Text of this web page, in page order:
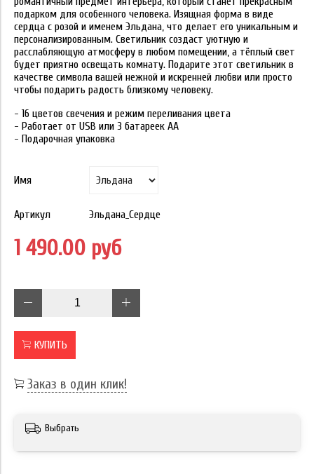
подарком для особенного человека. Изящная форма в виде
сердца с розой и именем Эльдана, что делает его уникальным и
персонализированным. Светильник создаст уютную и
расслабляющую атмосферу в любом помещении, а тёплый свет
будет приятно освещать комнату. Подарите этот светильник в
качестве символа вашей нежной и искренней любви или просто
чтобы подарить радость близкому человеку.
- 16 цветов свечения и режим переливания цвета
- Работает от USB или 3 батареек АА
- Подарочная упаковка
Имя
Артикул Эльдана_Сердце
1 490.00 руб
КУПИТЬ
Заказ в один клик!
Выбрать